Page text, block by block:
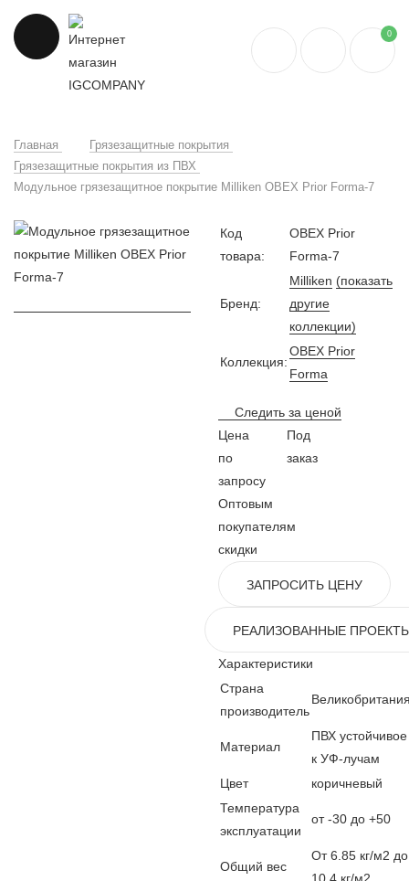
0
Главная
Грязезащитные покрытия
Грязезащитные покрытия из ПВХ
Модульное грязезащитное покрытие Milliken OBEX Prior Forma-7
Код
товара:
OBEX Prior
Forma-7
Бренд:
Milliken (показать
другие
коллекции)
Коллекция:
OBEX Prior
Forma
Следить за ценой
Цена
по
запросу
Оптовым
покупателям
скидки
Под
заказ
ЗАПРОСИТЬ ЦЕНУ
РЕАЛИЗОВАННЫЕ
Характеристики
Страна
производитель
Материал
ПВХ устойчивое
к УФ-лучам
Цвет
коричневый
Температура
эксплуатации
от -30 до +50
Общий вес
От 6.85 кг/м2 до